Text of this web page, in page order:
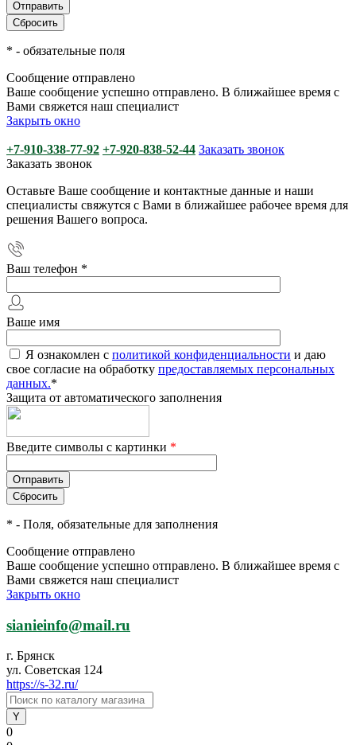
* - обязательные поля
Сообщение отправлено
Ваше сообщение успешно отправлено. В ближайшее время с
Вами свяжется наш специалист
Закрыть окно
+7-910-338-77-92 +7-920-838-52-44 Заказать звонок
Заказать звонок
Оставьте Ваше сообщение и контактные данные и наши
специалисты свяжутся с Вами в ближайшее рабочее время для
решения Вашего вопроса.
Ваш телефон *
Ваше имя
Я ознакомлен с политикой конфиденциальности и даю
свое согласие на обработку предоставляемых персональных
данных.*
Защита от автоматического заполнения
Введите символы с картинки *
* - Поля, обязательные для заполнения
Сообщение отправлено
Ваше сообщение успешно отправлено. В ближайшее время с
Вами свяжется наш специалист
Закрыть окно
sianieinfo@mail.ru
г. Брянск
ул. Советская 124
https://s-32.ru/
0